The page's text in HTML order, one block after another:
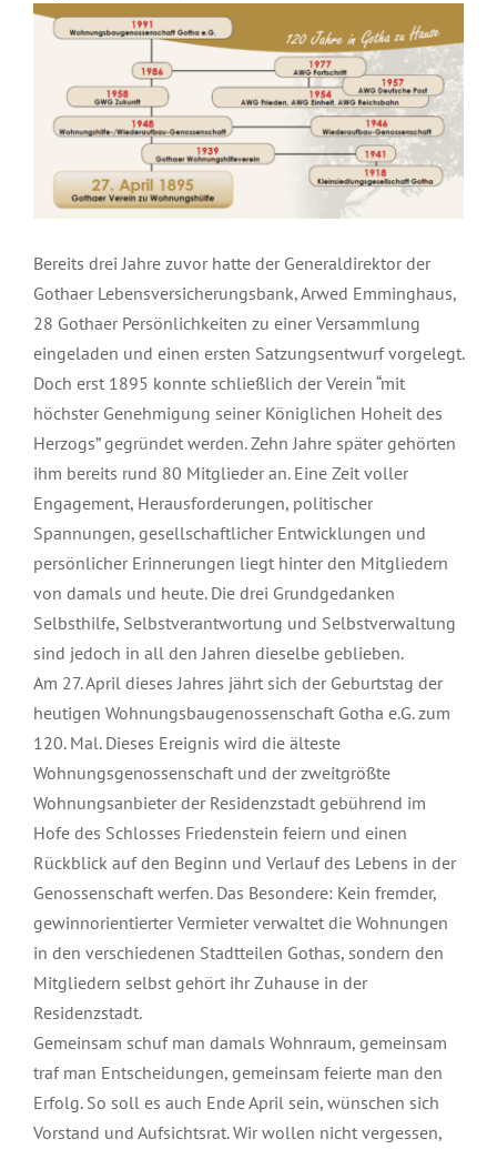
Bereits drei Jahre zuvor hatte der Generaldirektor der
Gothaer Lebensversicherungsbank, Arwed Emminghaus,
28 Gothaer Persönlichkeiten zu einer Versammlung
eingeladen und einen ersten Satzungsentwurf vorgelegt.
Doch erst 1895 konnte schließlich der Verein “mit
höchster Genehmigung seiner Königlichen Hoheit des
Herzogs” gegründet werden. Zehn Jahre später gehörten
ihm bereits rund 80 Mitglieder an. Eine Zeit voller
Engagement, Herausforderungen, politischer
Spannungen, gesellschaftlicher Entwicklungen und
persönlicher Erinnerungen liegt hinter den Mitgliedern
von damals und heute. Die drei Grundgedanken
Selbsthilfe, Selbstverantwortung und Selbstverwaltung
sind jedoch in all den Jahren dieselbe geblieben.
Am 27. April dieses Jahres jährt sich der Geburtstag der
heutigen Wohnungsbaugenossenschaft Gotha e.G. zum
120. Mal. Dieses Ereignis wird die älteste
Wohnungsgenossenschaft und der zweitgrößte
Wohnungsanbieter der Residenzstadt gebührend im
Hofe des Schlosses Friedenstein feiern und einen
Rückblick auf den Beginn und Verlauf des Lebens in der
Genossenschaft werfen. Das Besondere: Kein fremder,
gewinnorientierter Vermieter verwaltet die Wohnungen
in den verschiedenen Stadtteilen Gothas, sondern den
Mitgliedern selbst gehört ihr Zuhause in der
Residenzstadt.
Gemeinsam schuf man damals Wohnraum, gemeinsam
traf man Entscheidungen, gemeinsam feierte man den
Erfolg. So soll es auch Ende April sein, wünschen sich
Vorstand und Aufsichtsrat. Wir wollen nicht vergessen,